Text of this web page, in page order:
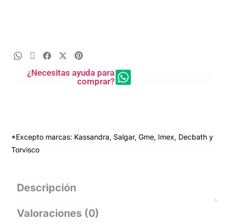
¿Necesitas ayuda para
comprar?
*Excepto marcas: Kassandra, Salgar, Gme, Imex, Decbath y
Torvisco
Descripción
Valoraciones (0)